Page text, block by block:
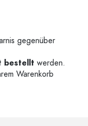
gegenüber
bestellt werden.
Warenkorb